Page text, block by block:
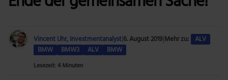
Vincent Uhr, Investmentanalyst6. August 2019 Mehr zu: ALV
BMW
BMW3 ALV BMW
Lesezeit: 4 Minuten